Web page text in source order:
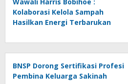
Kolaborasi Kelola Sampah
Hasilkan Energi Terbarukan
BNSP Dorong Sertifikasi Profesi
Pembina Keluarga Sakinah